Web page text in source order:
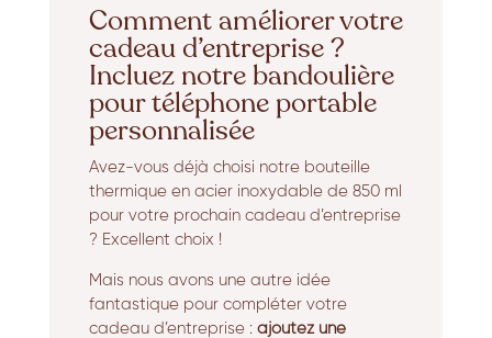
Comment améliorer votre
cadeau d’entreprise ?
Incluez notre bandoulière
pour téléphone portable
personnalisée
Avez-vous déjà choisi notre bouteille
thermique en acier inoxydable de 850 ml
pour votre prochain cadeau d’entreprise
? Excellent choix !
Mais nous avons une autre idée
fantastique pour compléter votre
cadeau d’entreprise : ajoutez une